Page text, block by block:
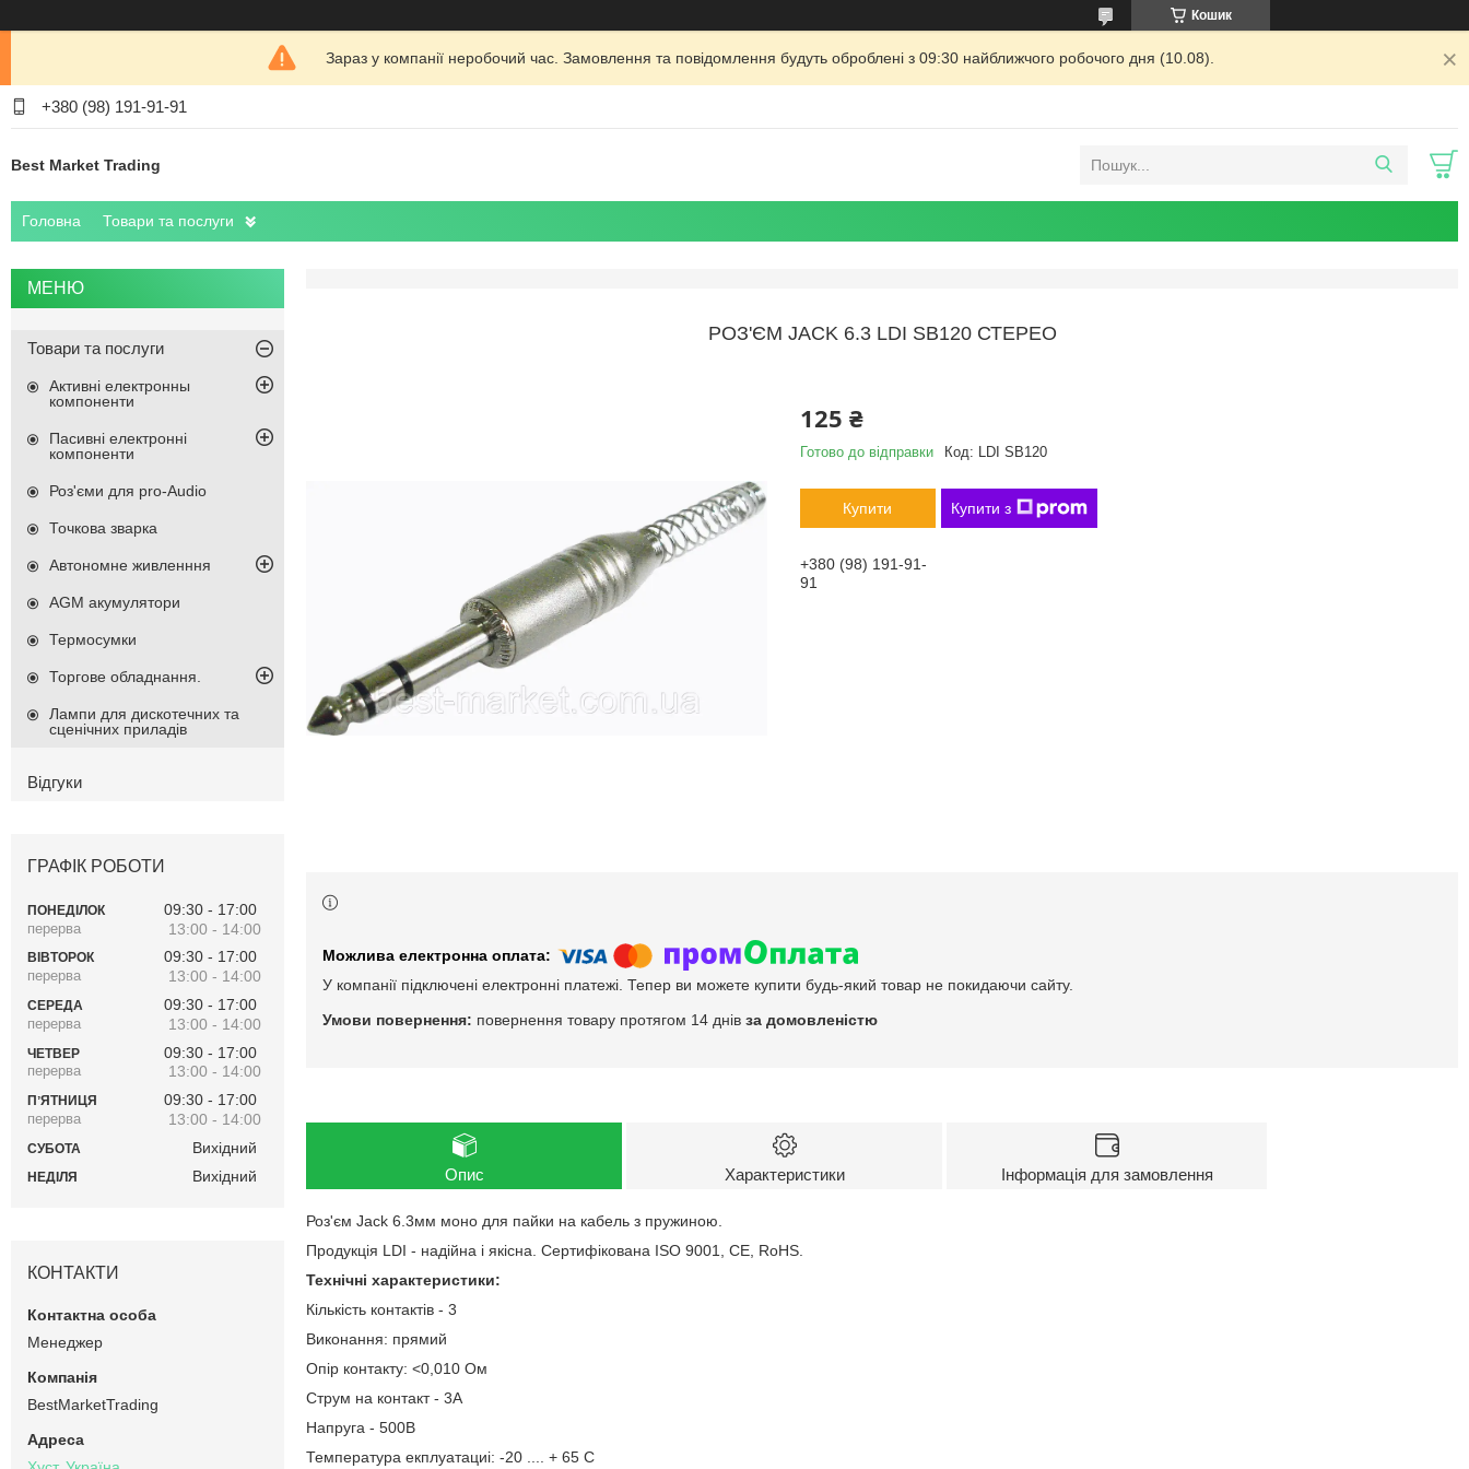
Кошик
Зараз у компанії неробочий час. Замовлення та повідомлення будуть оброблені з 09:30 найближчого робочого дня (10.08).
+380 (98) 191-91-91
Best Market Trading
Головна Товари та послуги
РОЗ'ЄМ JACK 6.3 LDI SB120 СТЕРЕО
125 ₴
Готово до відправки Код: LDI SB120
Купити Купити з
+380 (98) 191-91-
91
У компанії підключені електронні платежі. Тепер ви можете купити будь-який товар не покидаючи сайту.
повернення товару протягом 14 днів за домовленістю
Опис Характеристики Інформація для замовлення
Роз'єм Jack 6.3мм моно для пайки на кабель з пружиною.
Продукція LDI - надійна і якісна. Сертифікована ISO 9001, CE, RoHS.
Технічні характеристики:
Кількість контактів - 3
Виконання: прямий
Опір контакту: <0,010 Ом
Струм на контакт - 3А
Напруга - 500В
Температура екплуатациі: -20 .... + 65 С
Товари та послуги
Активні електронны
компоненти
Пасивні електронні
компоненти
Роз'єми для pro-Audio
Точкова зварка
Автономне живленння
AGM акумулятори
Термосумки
Торгове обладнання.
Лампи для дискотечних та
сценічних приладів
Відгуки
ГРАФІК РОБОТИ
ПОНЕДІЛОК 09:30
17:00
13:00
14:00
ВІВТОРОК 09:30
17:00
13:00
14:00
СЕРЕДА 09:30
17:00
13:00
14:00
ЧЕТВЕР 09:30
17:00
13:00
14:00
ПʼЯТНИЦЯ 09:30
17:00
13:00
14:00
СУБОТА Вихідний
НЕДІЛЯ Вихідний
КОНТАКТИ
Менеджер
BestMarketTrading